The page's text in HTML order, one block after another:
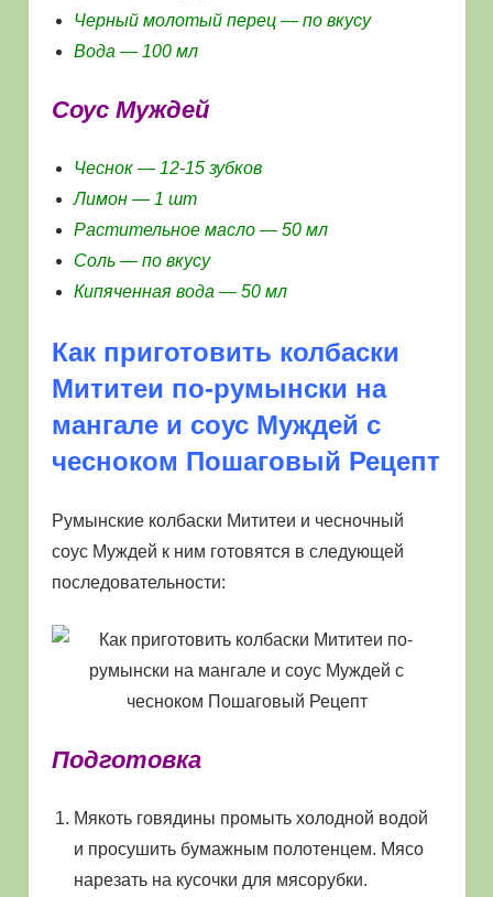
Черный молотый перец — по вкусу
Вода — 100 мл
Соус Муждей
Чеснок — 12-15 зубков
Лимон — 1 шт
Растительное масло — 50 мл
Соль — по вкусу
Кипяченная вода — 50 мл
Как приготовить колбаски
Мититеи по-румынски на
мангале и соус Муждей с
чесноком Пошаговый Рецепт
Румынские колбаски Мититеи и чесночный
соус Муждей к ним готовятся в следующей
последовательности:
Подготовка
Мякоть говядины промыть холодной водой
и просушить бумажным полотенцем. Мясо
нарезать на кусочки для мясорубки.